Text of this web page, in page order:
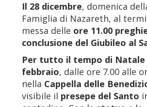
Il 28 dicembre, domenica
Famiglia di Nazareth, al
messa delle ore 11.00
conclusione del Giubileo al
Per tutto il tempo di Natale
febbraio, dalle ore 7.00 alle
nella Cappella delle
visibile il presepe del Santo